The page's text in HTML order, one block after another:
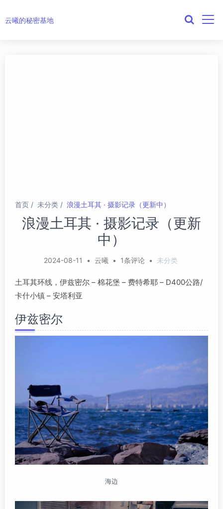
云曦的秘密基地
首页 未分类 浪漫土耳其 · 摄影记录（更新中）
浪漫土耳其 · 摄影记录（更新
中）
2024-08-11 • 云曦 • 1条评论 • 未分类
土耳其环线，伊兹密尔 – 棉花堡 – 费特希耶 – D400公路/
卡什小镇 – 安塔利亚
伊兹密尔
海边